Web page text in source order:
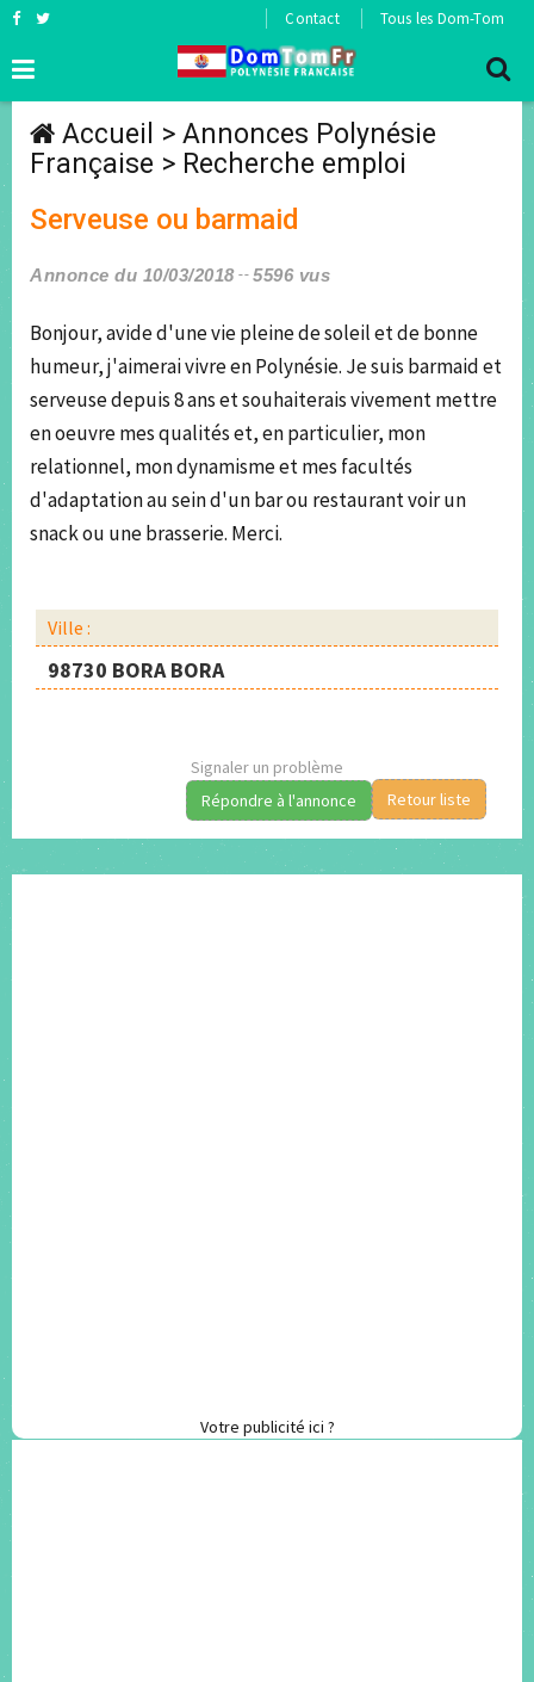
Contact Tous les Dom-Tom
Accueil > Annonces Polynésie
Française > Recherche emploi
Serveuse ou barmaid
Annonce du 10/03/2018 5596 vus
Bonjour, avide d'une vie pleine de soleil et de bonne
humeur, j'aimerai vivre en Polynésie. Je suis barmaid et
serveuse depuis 8 ans et souhaiterais vivement mettre
en oeuvre mes qualités et, en particulier, mon
relationnel, mon dynamisme et mes facultés
d'adaptation au sein d'un bar ou restaurant voir un
snack ou une brasserie. Merci.
Ville :
98730 BORA BORA
Signaler un problème
Retour liste
Répondre à l'annonce
Votre publicité ici ?